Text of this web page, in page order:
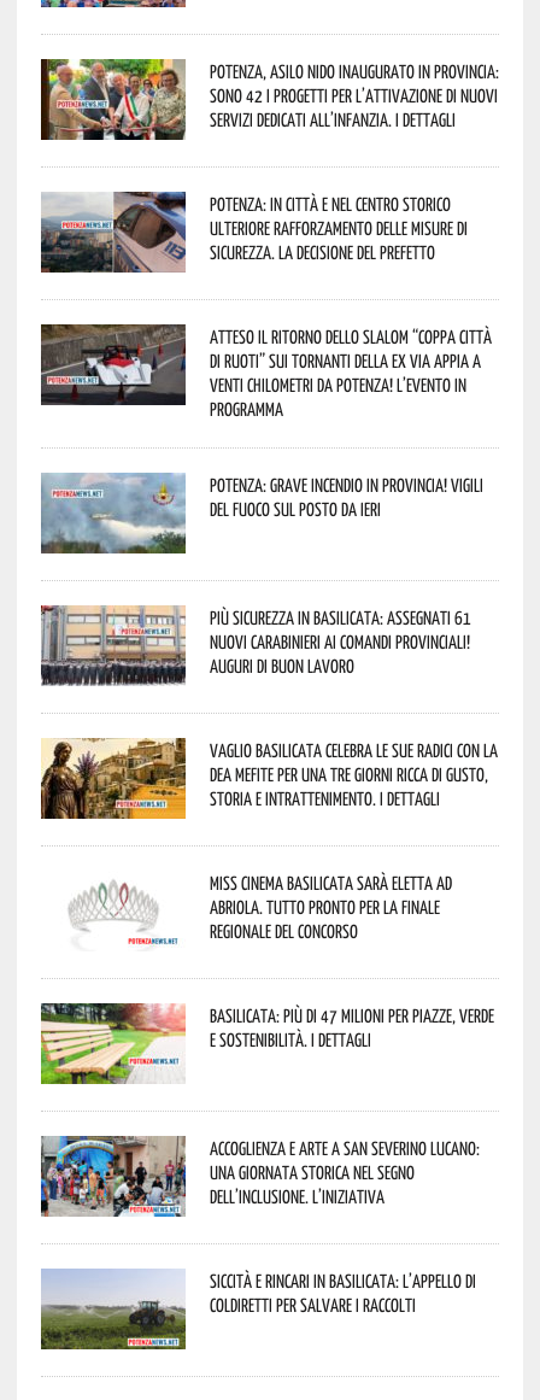
Potenza, asilo nido inaugurato in provincia:
sono 42 i progetti per l’attivazione di nuovi
servizi dedicati all’infanzia. I dettagli
Potenza: in città e nel centro storico
ulteriore rafforzamento delle misure di
sicurezza. La decisione del Prefetto
Atteso il ritorno dello slalom “Coppa Città
di Ruoti” sui tornanti della ex via Appia a
venti chilometri da Potenza! L’evento in
programma
Potenza: grave incendio in Provincia! Vigili
del fuoco sul posto da ieri
Più sicurezza in Basilicata: assegnati 61
nuovi Carabinieri ai Comandi provinciali!
Auguri di buon lavoro
Vaglio Basilicata celebra le sue radici con la
Dea Mefite per una tre giorni ricca di gusto,
storia e intrattenimento. I dettagli
Miss Cinema Basilicata sarà eletta ad
Abriola. Tutto pronto per la finale
regionale del concorso
Basilicata: più di 47 milioni per piazze, verde
e sostenibilità. I dettagli
Accoglienza e arte a San Severino Lucano:
una giornata storica nel segno
dell’inclusione. L’iniziativa
Siccità e rincari in Basilicata: l’appello di
Coldiretti per salvare i raccolti